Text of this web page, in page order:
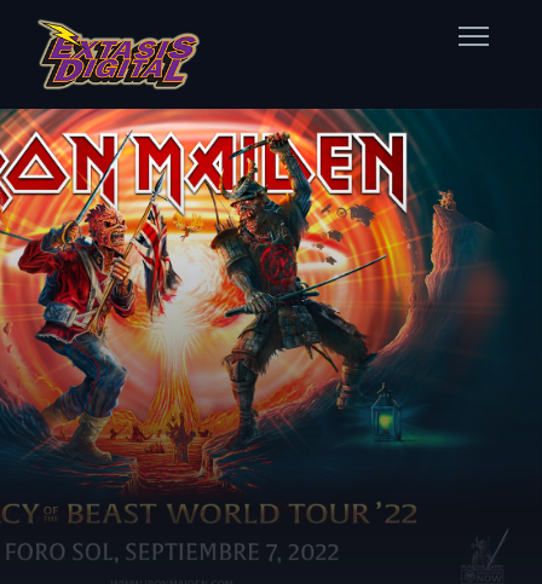
Home
Nuestras Estaciones
Datos Éxtasis
Contacto
FB
TW
IG
YT